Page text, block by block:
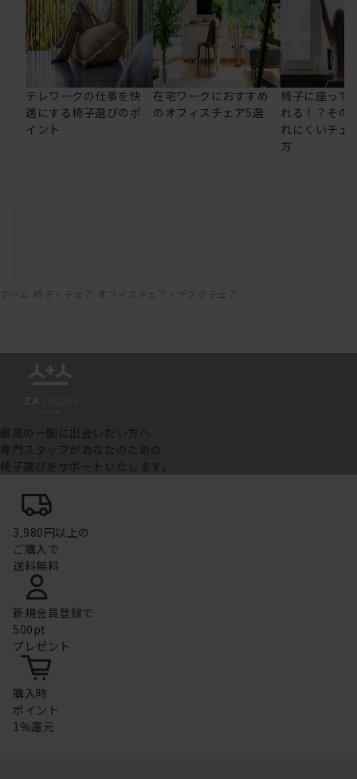
テレワークの仕事を快
適にする椅子選びのポ
イント
在宅ワークにおすすめ
のオフィスチェア5選
椅子に座って
れる！？その
れにくいチェ
方
ホーム 椅子・チェア オフィスチェア・デスクチェア
最高の一脚に出会いたい方へ
専門スタッフがあなたのための
椅子選びをサポートいたします。
3,980円以上の
ご購入で
送料無料
新規会員登録で
500pt
プレゼント
購入時
ポイント
1%還元